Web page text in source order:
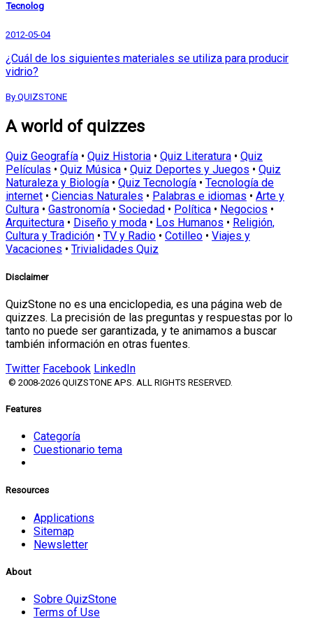
Tecnolog
2012-05-04
¿Cuál de los siguientes materiales se utiliza para producir
vidrio?
By QUIZSTONE
A world of quizzes
Quiz Geografía • Quiz Historia • Quiz Literatura • Quiz
Películas • Quiz Música • Quiz Deportes y Juegos • Quiz
Naturaleza y Biología • Quiz Tecnología • Tecnología de
internet • Ciencias Naturales • Palabras e idiomas • Arte y
Cultura • Gastronomía • Sociedad • Política • Negocios •
Arquitectura • Diseño y moda • Los Humanos • Religión,
Cultura y Tradición • TV y Radio • Cotilleo • Viajes y
Vacaciones • Trivialidades Quiz
Disclaimer
QuizStone no es una enciclopedia, es una página web de
quizzes. La precisión de las preguntas y respuestas por lo
tanto no puede ser garantizada, y te animamos a buscar
también información en otras fuentes.
Twitter Facebook LinkedIn
© 2008-2026 QUIZSTONE APS. ALL RIGHTS RESERVED.
Features
Categoría
Cuestionario tema
Resources
Applications
Sitemap
Newsletter
About
Sobre QuizStone
Terms of Use